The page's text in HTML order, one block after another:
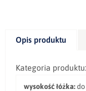
Opis produktu
Kategoria produktu:
wysokość łóżka: